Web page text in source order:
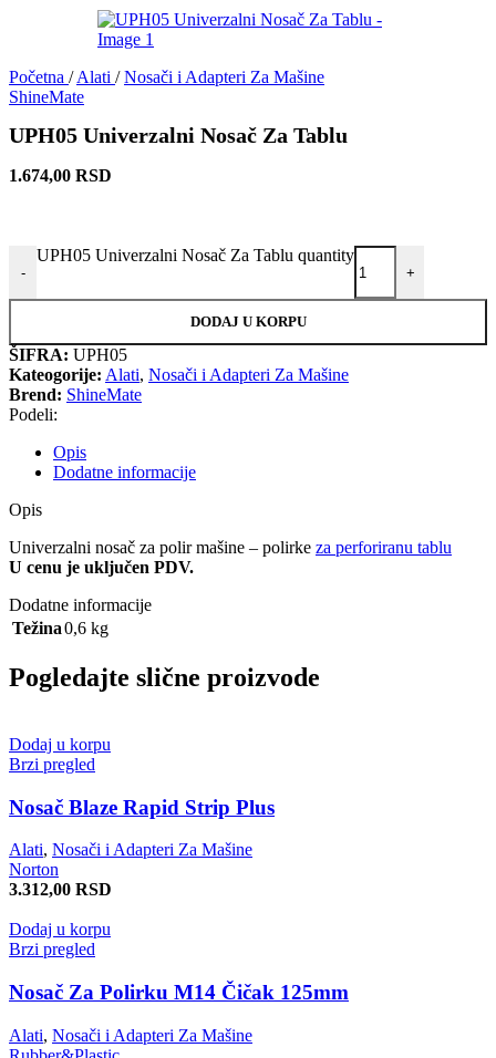
Početna / Alati / Nosači i Adapteri Za Mašine
ShineMate
UPH05 Univerzalni Nosač Za Tablu
1.674,00 RSD
-
UPH05 Univerzalni Nosač Za Tablu quantity
+
DODAJ U KORPU
ŠIFRA: UPH05
Kateogorije: Alati, Nosači i Adapteri Za Mašine
Brend: ShineMate
Podeli:
Opis
Dodatne informacije
Opis
Univerzalni nosač za polir mašine – polirke za perforiranu tablu
U cenu je uključen PDV.
Dodatne informacije
Težina0,6 kg
Pogledajte slične proizvode
Dodaj u korpu
Brzi pregled
Nosač Blaze Rapid Strip Plus
Alati, Nosači i Adapteri Za Mašine
Norton
3.312,00 RSD
Dodaj u korpu
Brzi pregled
Nosač Za Polirku M14 Čičak 125mm
Alati, Nosači i Adapteri Za Mašine